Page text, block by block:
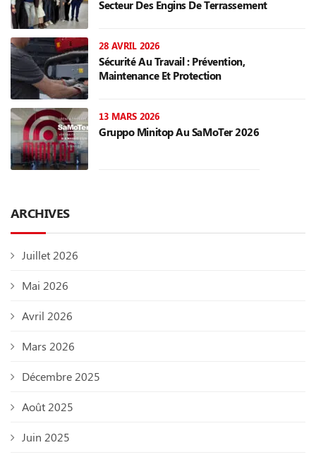
Secteur Des Engins De Terrassement
28 AVRIL 2026
Sécurité Au Travail : Prévention,
Maintenance Et Protection
13 MARS 2026
Gruppo Minitop Au SaMoTer 2026
ARCHIVES
Juillet 2026
Mai 2026
Avril 2026
Mars 2026
Décembre 2025
Août 2025
Juin 2025